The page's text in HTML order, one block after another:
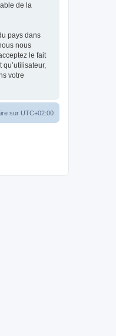
de la
pays dans
nous
le fait
votre
sur UTC+02:00